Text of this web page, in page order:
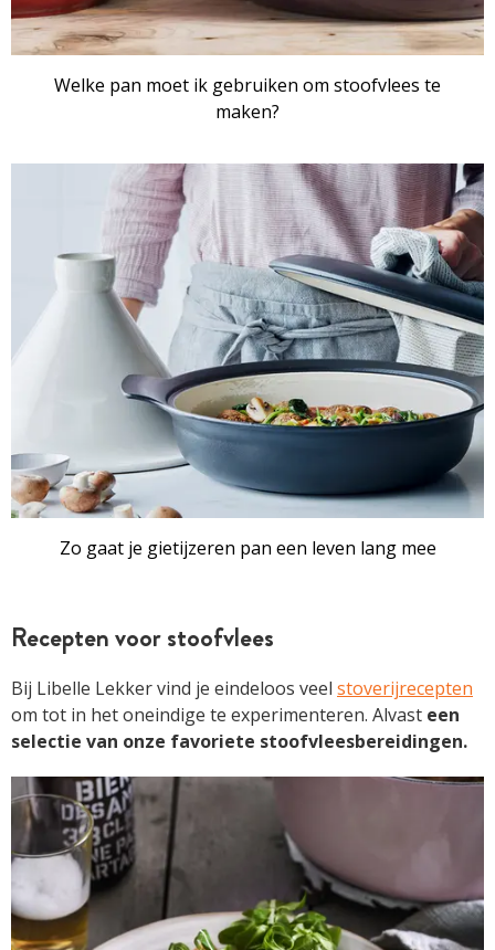
Welke pan moet ik gebruiken om stoofvlees te
maken?
ARTIKEL
Zo gaat je gietijzeren pan een leven lang mee
Recepten voor stoofvlees
Bij Libelle Lekker vind je eindeloos veel stoverijrecepten
om tot in het oneindige te experimenteren. Alvast een
selectie van onze favoriete stoofvleesbereidingen.